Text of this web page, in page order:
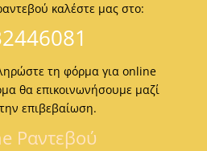
καλέστε μας στο:
τη φόρμα για online
θα επικοινωνήσουμε μαζί
επιβεβαίωση.
Ραντεβού